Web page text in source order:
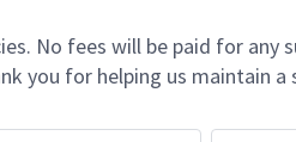
No fees will be paid for any
you for helping us maintain